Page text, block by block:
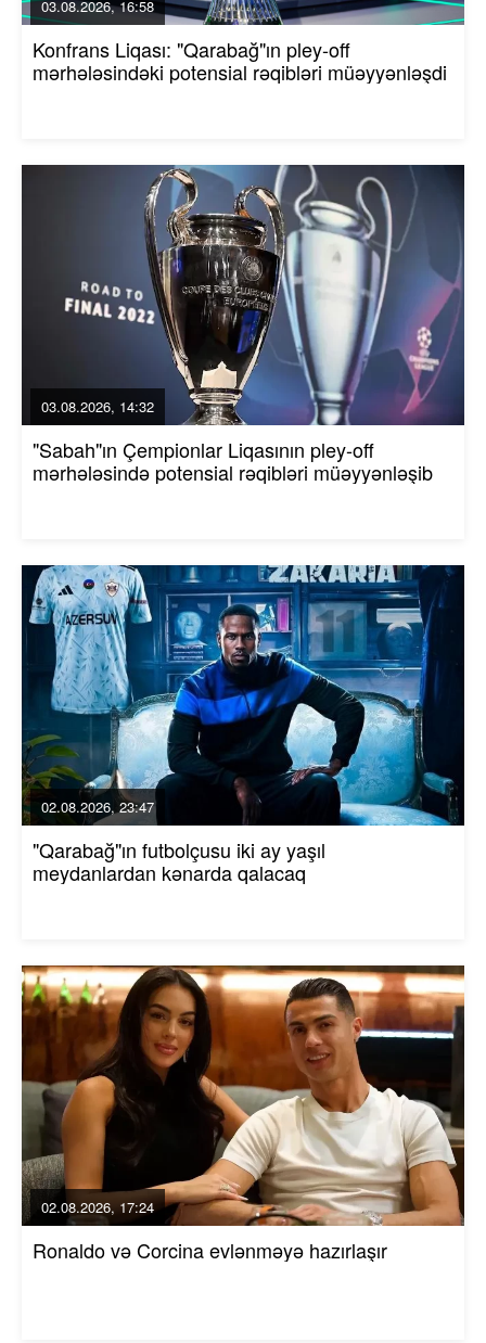
03.08.2026, 16:58
Konfrans Liqası: "Qarabağ"ın pley-off
mərhələsindəki potensial rəqibləri müəyyənləşdi
03.08.2026, 14:32
"Sabah"ın Çempionlar Liqasının pley-off
mərhələsində potensial rəqibləri müəyyənləşib
02.08.2026, 23:47
"Qarabağ"ın futbolçusu iki ay yaşıl
meydanlardan kənarda qalacaq
02.08.2026, 17:24
Ronaldo və Corcina evlənməyə hazırlaşır